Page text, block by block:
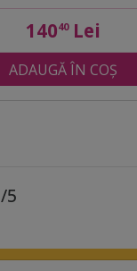
14040Lei
ADAUGĂ ÎN COȘ
/5